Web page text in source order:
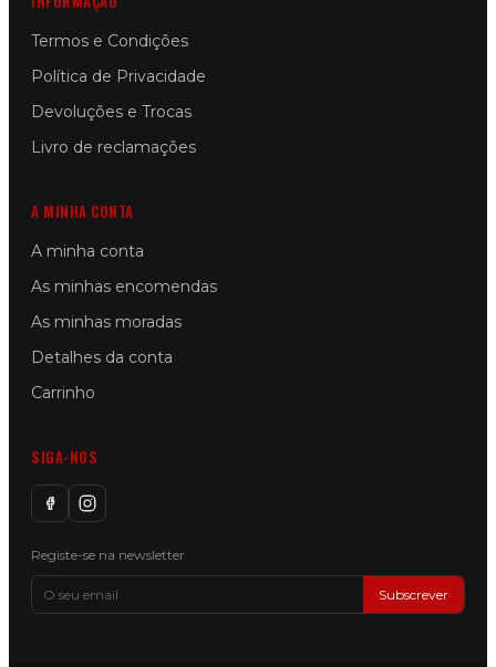
Termos e Condições
Política de Privacidade
Devoluções e Trocas
Livro de reclamações
A MINHA CONTA
A minha conta
As minhas encomendas
As minhas moradas
Detalhes da conta
Carrinho
SIGA-NOS
Registe-se na newsletter
Subscrever